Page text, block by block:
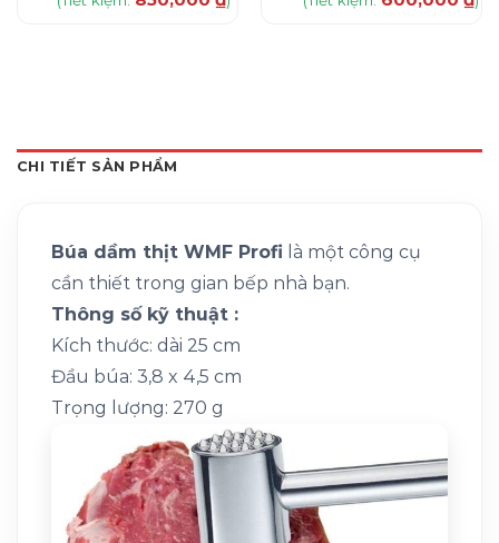
CHI TIẾT SẢN PHẨM
Búa dầm thịt WMF Profi là một công cụ
cần thiết trong gian bếp nhà bạn.
Thông số kỹ thuật :
Kích thước: dài 25 cm
Đầu búa: 3,8 x 4,5 cm
Trọng lượng: 270 g